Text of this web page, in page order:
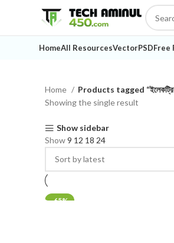
HomeAll ResourcesVectorPSDFree
Home
Products tagged “ইলেকট্রিক
Showing the single result
Show sidebar
Show9 12 18 24
-65%